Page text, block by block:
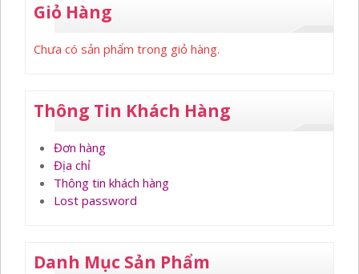
Giỏ Hàng
Chưa có sản phẩm trong giỏ hàng.
Thông Tin Khách Hàng
Đơn hàng
Địa chỉ
Thông tin khách hàng
Lost password
Danh Mục Sản Phẩm